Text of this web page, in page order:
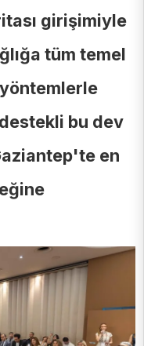
girişimiyle
tüm temel
bu dev
en